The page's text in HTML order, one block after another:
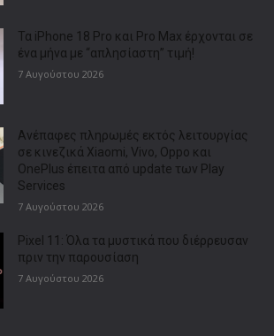
Τα iPhone 18 Pro και Pro Max έρχονται σε
ένα μήνα με “απλησίαστη” τιμή!
7 Αυγούστου 2026
Ανέπαφες πληρωμές εκτός λειτουργίας
σε κινεζικά Xiaomi, Vivo, Oppo και
OnePlus έπειτα από update των Play
Services
7 Αυγούστου 2026
Pixel 11: Όλα τα μυστικά που διέρρευσαν
πριν την παρουσίαση
7 Αυγούστου 2026